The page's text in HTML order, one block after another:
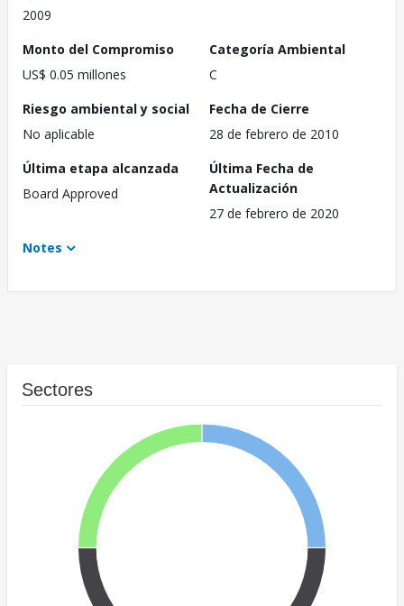
2009
Monto del Compromiso
US$ 0.05 millones
Categoría Ambiental
C
Riesgo ambiental y social
No aplicable
Fecha de Cierre
28 de febrero de 2010
Última etapa alcanzada
Board Approved
Última Fecha de
Actualización
27 de febrero de 2020
Notes
Sectores